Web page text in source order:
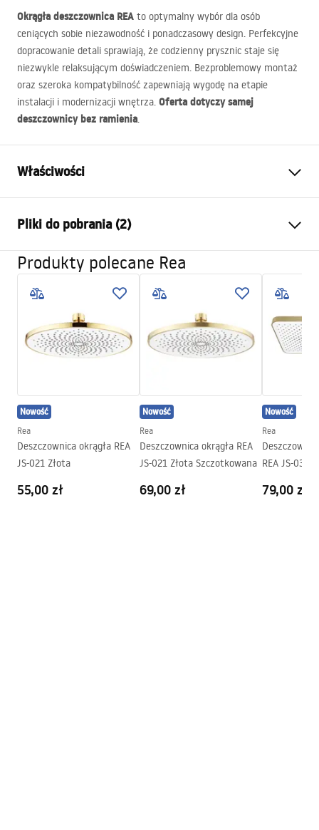
Okrągła deszczownica REA to optymalny wybór dla osób
ceniących sobie niezawodność i ponadczasowy design. Perfekcyjne
dopracowanie detali sprawiają, że codzienny prysznic staje się
niezwykle relaksującym doświadczeniem. Bezproblemowy montaż
oraz szeroka kompatybilność zapewniają wygodę na etapie
instalacji i modernizacji wnętrza. Oferta dotyczy samej
deszczownicy bez ramienia.
Właściwości
Materiał:
Sposób montażu:
Przykręcany
Szerokość (mm):
250mm
Wysokość (mm):
2
Głębokość (mm):
250mm
Gwarancja
24 miesiące
Pliki do pobrania (2)
Pielęgnacja
Warunki gwarancji
Warranty_Terms_and_Conditions_Accessories_-_24.pdf
Produkty polecane Rea
Nowość
Rea
Deszczownica okrągła REA
JS-021 Złota
55,00 zł
Nowość
Rea
Deszczownica okrągła REA
JS-021 Złota Szczotkowana
69,00 zł
Nowość
Rea
REA JS-032
79,00 zł